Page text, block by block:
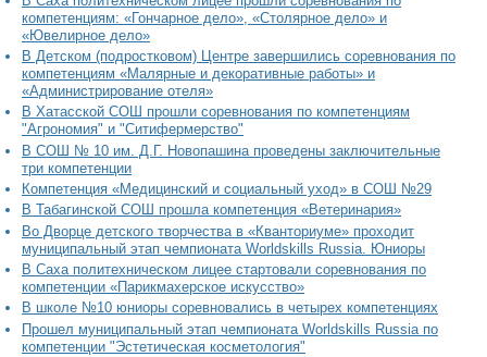
компетенциям: «Гончарное дело», «Столярное дело» и
«Ювелирное дело»
В Детском (подростковом) Центре завершились соревнования по
компетенциям «Малярные и декоративные работы» и
«Администрирование отеля»
В Хатасской СОШ прошли соревнования по компетенциям
"Агрономия" и "Ситифермерство"
В СОШ № 10 им. Д.Г. Новопашина проведены заключительные
три компетенции
Компетенция «Медицинский и социальный уход» в СОШ №29
В Табагинской СОШ прошла компетенция «Ветеринария»
Во Дворце детского творчества в «Кванториуме» проходит
муниципальный этап чемпионата Worldskills Russia. Юниоры
В Саха политехническом лицее стартовали соревнования по
компетенции «Парикмахерское искусство»
В школе №10 юниоры соревновались в четырех компетенциях
Прошел муниципальный этап чемпионата Worldskills Russia по
компетенции "Эстетическая косметология"